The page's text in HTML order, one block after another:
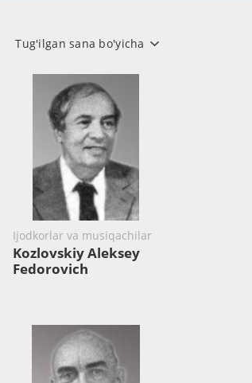
Tug'ilgan sana bo'yicha
Ijodkorlar va musiqachilar
Kozlovskiy Aleksey
Fedorovich